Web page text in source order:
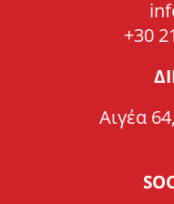
+30
Αιγέα